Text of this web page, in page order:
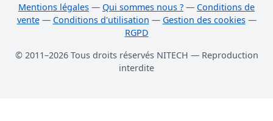
Mentions légales — Qui sommes nous ? — Conditions de
vente— Conditions d'utilisation — Gestion des cookies—
RGPD
© 2011–2026 Tous droits réservés NITECH — Reproduction
interdite